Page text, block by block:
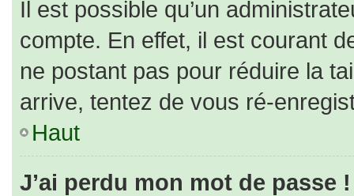
Il est possible qu’un
compte. En effet, il est courant
ne postant pas pour réduire la
arrive, tentez de vous ré-
Haut
J’ai perdu mon mot de passe !